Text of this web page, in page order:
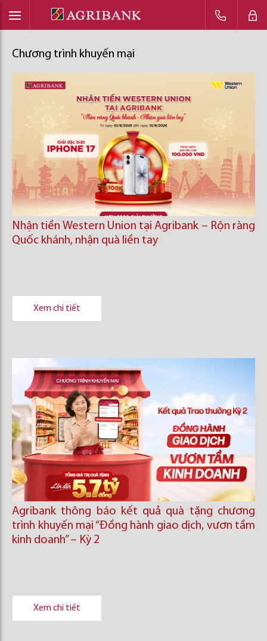
Chương trình khuyến mại
Nhận tiền Western Union tại Agribank – Rộn ràng
Quốc khánh, nhận quà liền tay
Xem chi tiết
Agribank thông báo kết quả quà tặng chương
trình khuyến mại “Đồng hành giao dịch, vươn tầm
kinh doanh’’ – Kỳ 2
Xem chi tiết